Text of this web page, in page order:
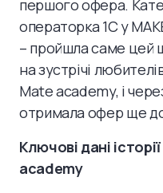
першого офера.
операторка 1С у
– пройшла саме цей
на зустрічі
Mate academy, і
отримала офер ще
Ключові дані
academy